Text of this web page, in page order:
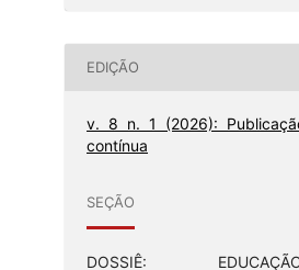
EDIÇÃO
v. 8 n. 1 (2026):
contínua
SEÇÃO
DOSSIÊ: